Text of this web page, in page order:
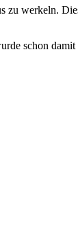
zu werkeln.
schon damit